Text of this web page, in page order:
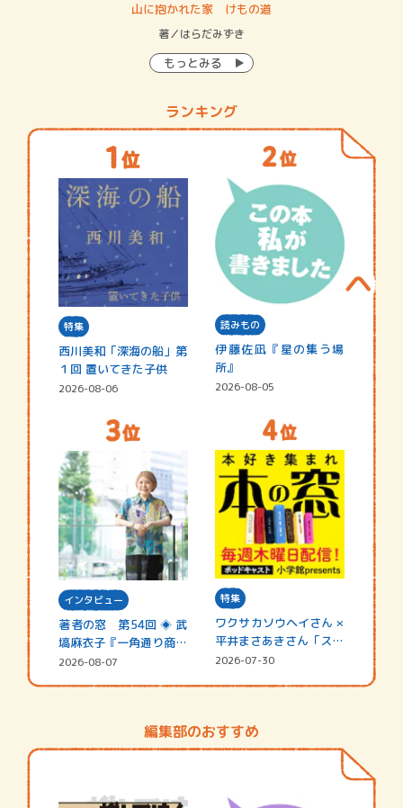
山に抱かれた家 けもの道
著／はらだみずき
もっとみる
ランキング
特集
西川美和「深海の船」第
１回 置いてきた子供
2026-08-06
読みもの
伊藤佐凪『星の集う場
所』
2026-08-05
インタビュー
著者の窓 第54回 ◈ 武
塙麻衣子『一角通り商店
街の…
2026-08-07
特集
ワクサカソウヘイさん ×
平井まさあきさん「スペ
シャ…
2026-07-30
編集部のおすすめ